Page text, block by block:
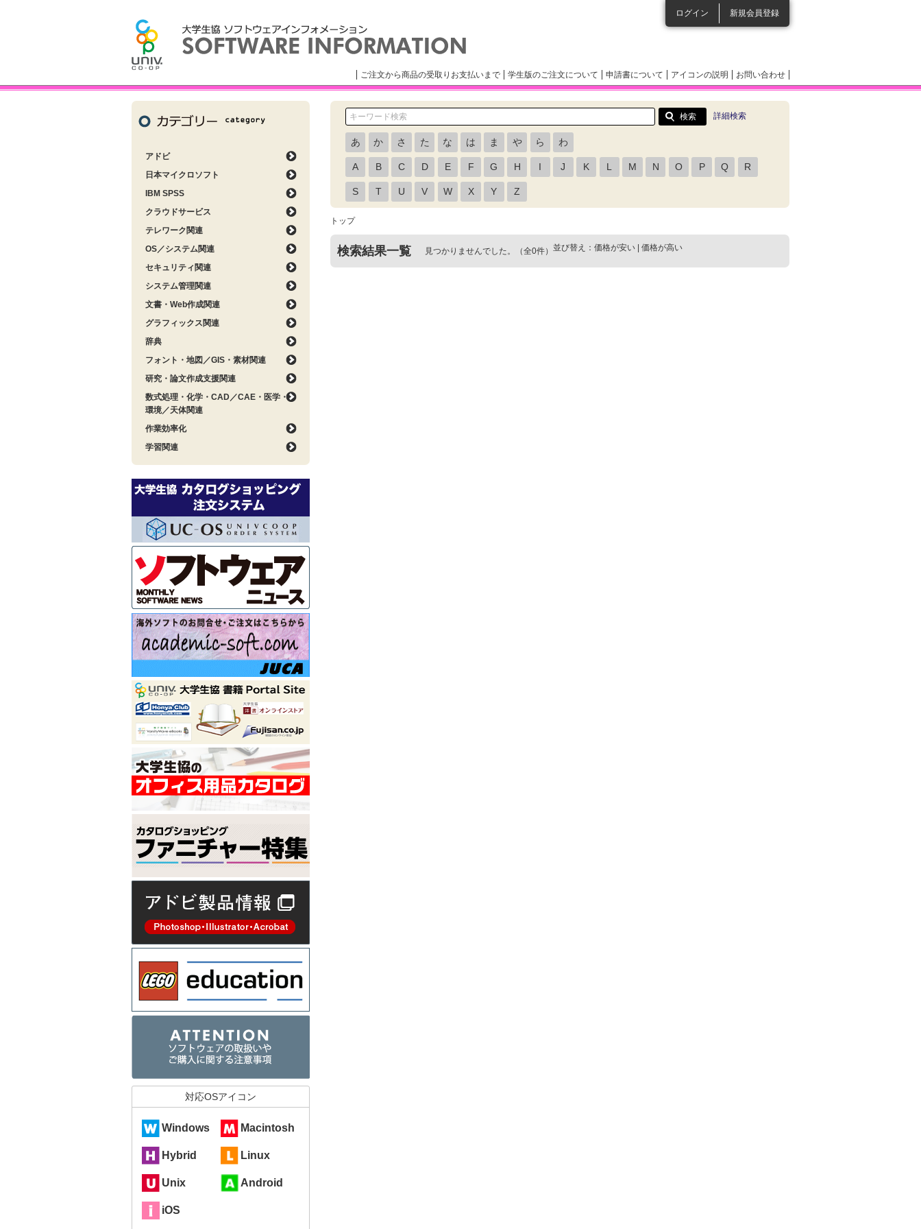
ログイン 新規会員登録
ご注文から商品の受取りお支払いまで 学生版のご注文について 申請書について アイコンの説明 お問い合わせ
詳細検索
あ か さ た な は ま や ら わ
A B C D E F G H I J K L M N O P Q R
S T U V W X Y Z
トップ
検索結果一覧 見つかりませんでした。（全0件） 並び替え： 価格が安い | 価格が高い
アドビ
日本マイクロソフト
IBM SPSS
クラウドサービス
テレワーク関連
OS／システム関連
セキュリティ関連
システム管理関連
文書・Web作成関連
グラフィックス関連
辞典
フォント・地図／GIS・素材関連
研究・論文作成支援関連
数式処理・化学・CAD／CAE・医学・
環境／天体関連
作業効率化
学習関連
対応OSアイコン
Windows Macintosh
Hybrid Linux
Unix Android
iOS